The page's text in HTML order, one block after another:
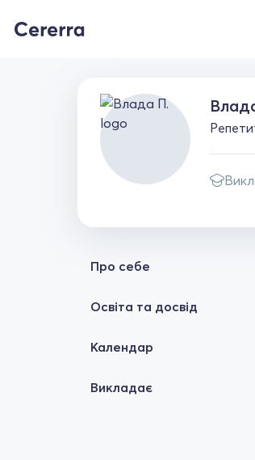
Про себе
Освіта та досвід
Календар
Викладає